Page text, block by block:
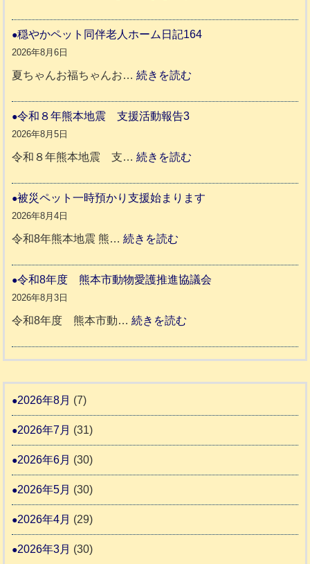
和
リ
ッ
さ
ん
穏やかペット同伴老人ホーム日記164
2026年8月6日
夏ちゃんお福ちゃんお…続きを読む
ト
人
ホ
日
1
令和８年熊本地震 支援活動報告3
2026年8月5日
令和８年熊本地震 支…続きを読む
和
本
支
告
被災ペット一時預かり支援始まります
2026年8月4日
令和8年熊本地震 熊…続きを読む
災
ッ
か
令和8年度 熊本市動物愛護推進協議会
2026年8月3日
令和8年度 熊本市動…続きを読む
和
度
本
物
2026年8月 (7)
2026年7月 (31)
2026年6月 (30)
2026年5月 (30)
2026年4月 (29)
2026年3月 (30)